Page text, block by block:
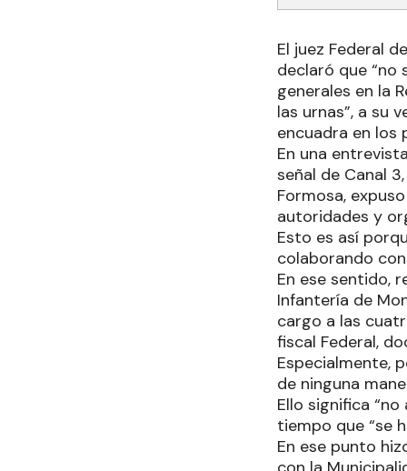
El juez Federal
declaró que “no
generales en la
las urnas”, a su
encuadra en los
En una
señal de Canal
Formosa,
autoridades y
Esto es así
colaborando
En ese sentido,
Infantería de
cargo a las
fiscal Federal,
Especialmente,
de ninguna
Ello significa
tiempo que “se
En ese punto